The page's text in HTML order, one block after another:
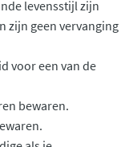
levensstijl zijn
zijn geen vervanging
voor een van de
bewaren.